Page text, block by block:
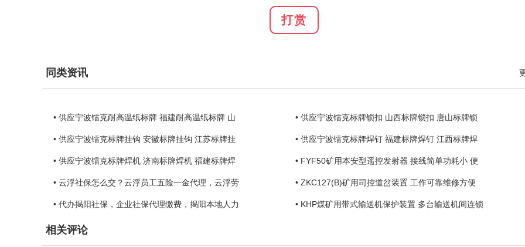
打赏
同类资讯
• 供应宁波镭克耐高温纸标牌 福建耐高温纸标牌 山 • 供应宁波镭克标牌锁扣 山西标牌锁扣 唐山标牌锁
• 供应宁波镭克标牌挂钩 安徽标牌挂钩 江苏标牌挂 • 供应宁波镭克标牌焊钉 福建标牌焊钉 江西标牌焊
• 供应宁波镭克标牌焊机 济南标牌焊机 福建标牌焊 • FYF50矿用本安型遥控发射器 接线简单功耗小 便
• 云浮社保怎么交？云浮员工五险一金代理，云浮劳 • ZKC127(B)矿用司控道岔装置 工作可靠维修方便
• 代办揭阳社保，企业社保代理缴费，揭阳本地人力 • KHP煤矿用带式输送机保护装置 多台输送机间连锁
相关评论